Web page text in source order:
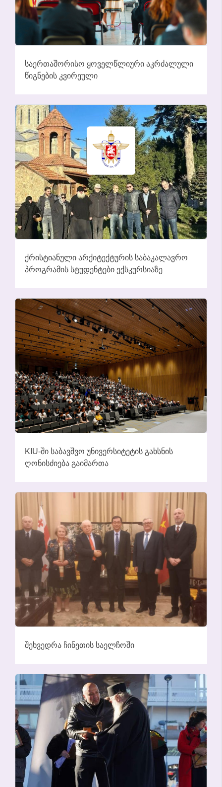
ᲡᲐᲔᲠᲗᲐᲨᲝᲠᲘᲡᲝ ᲧᲝᲕᲔᲚᲬᲚᲘᲣᲠᲘ ᲐᲙᲠᲫᲐᲚᲣᲚᲘ
ᲬᲘᲒᲜᲔᲑᲘᲡ ᲙᲕᲘᲠᲔᲣᲚᲘ
ᲥᲠᲘᲡᲢᲘᲐᲜᲣᲚᲘ ᲐᲠᲥᲘᲢᲔᲥᲢᲣᲠᲘᲡ ᲡᲐᲑᲐᲙᲐᲚᲐᲕᲠᲝ
ᲞᲠᲝᲒᲠᲐᲛᲘᲡ ᲡᲢᲣᲓᲔᲜᲢᲔᲑᲘ ᲔᲥᲡᲙᲣᲠᲡᲘᲐᲖᲔ
KIU-ᲨᲘ ᲡᲐᲑᲐᲕᲨᲕᲝ ᲣᲜᲘᲕᲔᲠᲡᲘᲢᲔᲢᲘᲡ ᲒᲐᲮᲡᲜᲘᲡ
ᲦᲝᲜᲘᲡᲫᲘᲔᲑᲐ ᲒᲐᲘᲛᲐᲠᲗᲐ
ᲨᲔᲮᲕᲔᲓᲠᲐ ᲩᲘᲜᲔᲗᲘᲡ ᲡᲐᲔᲚᲩᲝᲨᲘ